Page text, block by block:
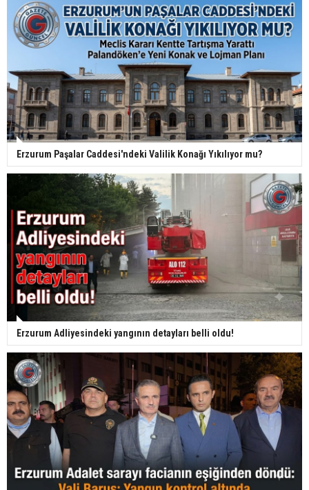
Erzurum Paşalar Caddesi'ndeki Valilik Konağı Yıkılıyor mu?
Erzurum Adliyesindeki yangının detayları belli oldu!